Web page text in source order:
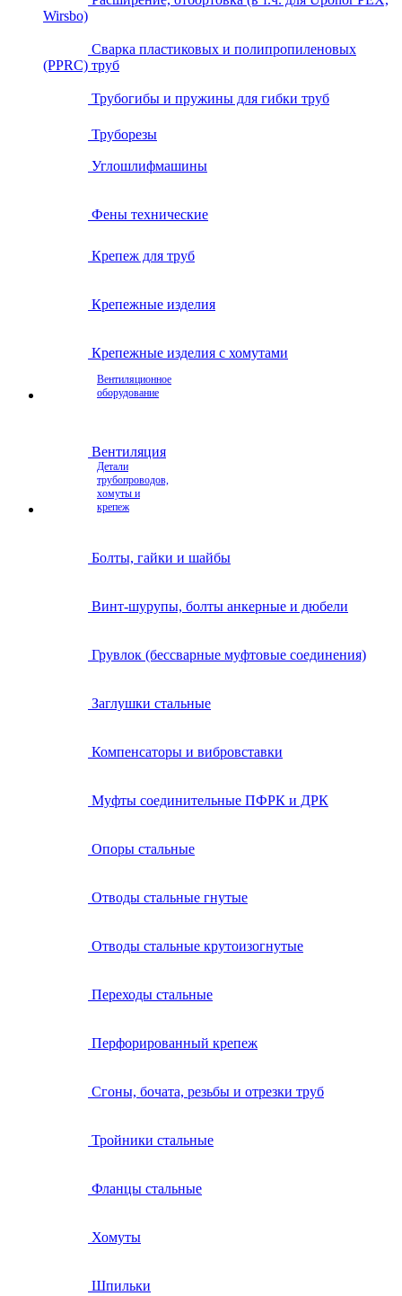
Wirsbo)
Сварка пластиковых и полипропиленовых
(PPRC) труб
Трубогибы и пружины для гибки труб
Труборезы
Углошлифмашины
Фены технические
Крепеж для труб
Крепежные изделия
Крепежные изделия с хомутами
Вентиляционное
оборудование
Вентиляция
Детали
трубопроводов,
хомуты и
крепеж
Болты, гайки и шайбы
Винт-шурупы, болты анкерные и дюбели
Грувлок (бессварные муфтовые соединения)
Заглушки стальные
Компенсаторы и вибровставки
Муфты соединительные ПФРК и ДРК
Опоры стальные
Отводы стальные гнутые
Отводы стальные крутоизогнутые
Переходы стальные
Перфорированный крепеж
Сгоны, бочата, резьбы и отрезки труб
Тройники стальные
Фланцы стальные
Хомуты
Шпильки